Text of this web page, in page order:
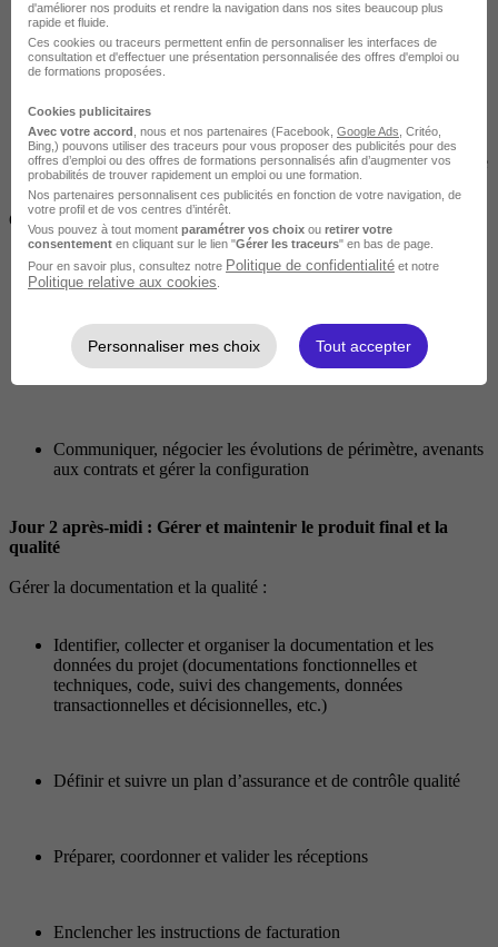
Suivre l’avancement des réalisations et contrôler la qualité des
livrables
Manager le contrat avec le client et les sous-traitants
(avenants, etc.) et piloter la performance technico-économique
Gérer les évolutions du projet et la configuration :
Piloter la performance technico-économique.
Identifier les critères d’acceptance des livrables et planifier les
revues au jalon
Communiquer, négocier les évolutions de périmètre, avenants
aux contrats et gérer la configuration
Jour 2 après-midi : Gérer et maintenir le produit final et la
qualité
Gérer la documentation et la qualité :
Identifier, collecter et organiser la documentation et les
données du projet (documentations fonctionnelles et
techniques, code, suivi des changements, données
transactionnelles et décisionnelles, etc.)
Définir et suivre un plan d’assurance et de contrôle qualité
Préparer, coordonner et valider les réceptions
Enclencher les instructions de facturation
d'améliorer nos produits et rendre la navigation dans nos sites beaucoup plus
rapide et fluide.
Ces cookies ou traceurs permettent enfin de personnaliser les interfaces de
consultation et d'effectuer une présentation personnalisée des offres d'emploi ou
de formations proposées.
Cookies publicitaires
Avec votre accord , nous et nos partenaires (Facebook, Google Ads , Critéo,
Bing,) pouvons utiliser des traceurs pour vous proposer des publicités pour des
offres d’emploi ou des offres de formations personnalisés afin d’augmenter vos
probabilités de trouver rapidement un emploi ou une formation.
Nos partenaires personnalisent ces publicités en fonction de votre navigation, de
votre profil et de vos centres d’intérêt.
Vous pouvez à tout moment paramétrer vos choix ou retirer votre
consentement en cliquant sur le lien "Gérer les traceurs" en bas de page.
Pour en savoir plus, consultez notre Politique de confidentialité et notre
Politique relative aux cookies
Personnaliser mes choix Tout accepter